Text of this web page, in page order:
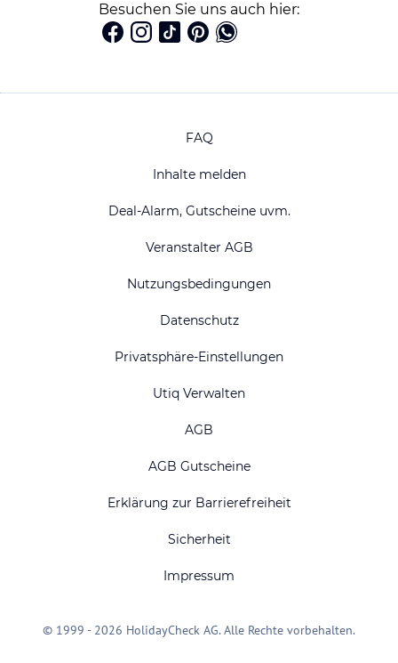
Besuchen Sie uns auch hier:
FAQ
Inhalte melden
Deal-Alarm, Gutscheine uvm.
Veranstalter AGB
Nutzungsbedingungen
Datenschutz
Privatsphäre-Einstellungen
Utiq Verwalten
AGB
AGB Gutscheine
Erklärung zur Barrierefreiheit
Sicherheit
Impressum
© 1999 - 2026 HolidayCheck AG. Alle Rechte vorbehalten.